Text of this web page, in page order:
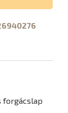
forgácslap